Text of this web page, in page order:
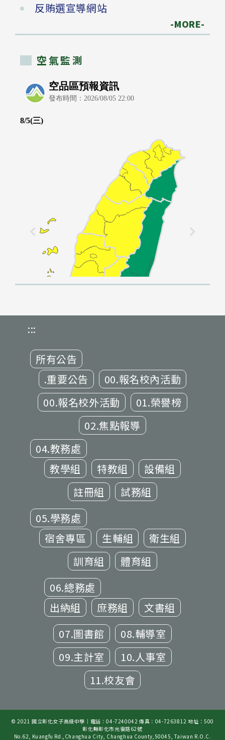
反賄選宣導網站
-MORE-
空氣監測
:::
所有公告
.重要公告
00.報名校內活動
00.報名校外活動
01.榮譽榜
02.焦點報導
04.教務處
教學組
特教組
設備組
註冊組
試務組
05.學務處
宿舍專區
生輔組
衛生組
訓育組
體育組
06.總務處
出納組
庶務組
文書組
07.圖書館
08.輔導室
09.主計室
10.人事室
11.校友會
© 2021 國立彰化女子高級中學｜電話：04-7240042 傳真：04-7263812 地址：500
彰化縣彰化市光復路62號
No.62, Kuangfu Rd.,Changhua City, Changhua County,50045, Taiwan R.O.C.